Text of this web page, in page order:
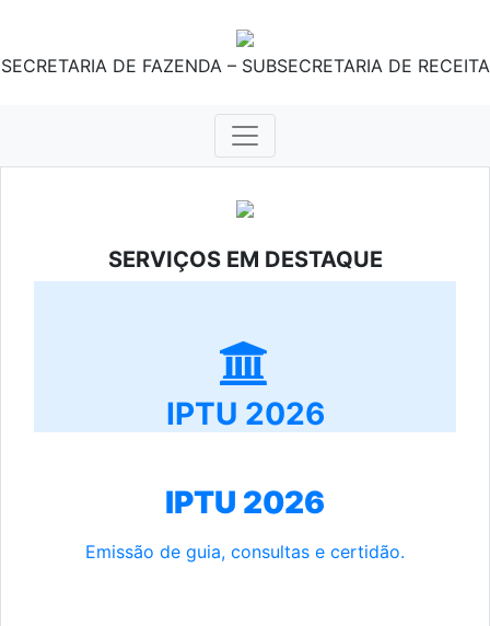
SECRETARIA DE FAZENDA – SUBSECRETARIA DE RECEITA
SERVIÇOS EM DESTAQUE
IPTU 2026
IPTU 2026
Emissão de guia, consultas e certidão.